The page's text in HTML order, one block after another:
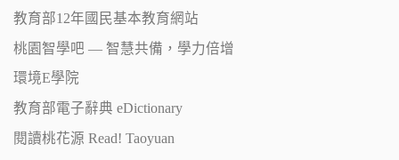
教育部12年國民基本教育網站
桃園智學吧 — 智慧共備，學力倍增
環境E學院
教育部電子辭典 eDictionary
閱讀桃花源 Read! Taoyuan